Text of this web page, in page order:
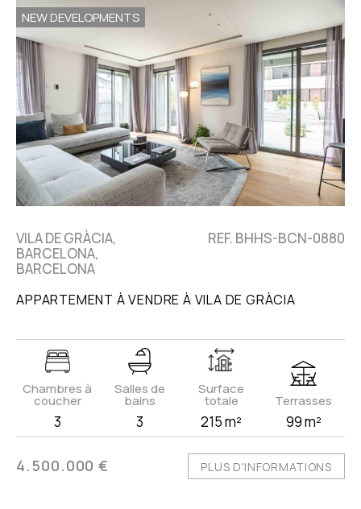
NEW DEVELOPMENTS
VILA DE GRÀCIA,
BARCELONA,
BARCELONA
REF. BHHS-BCN-0880
APPARTEMENT À VENDRE À VILA DE GRÀCIA
Chambres à
coucher
3
Salles de
bains
3
Surface
totale
215 m²
Terrasses
99 m²
4.500.000 € PLUS D'INFORMATIONS